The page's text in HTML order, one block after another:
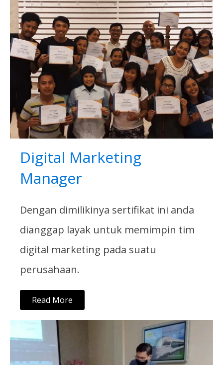
Digital Marketing
Manager
Dengan dimilikinya sertifikat ini anda
dianggap layak untuk memimpin tim
digital marketing pada suatu
perusahaan.
Read More